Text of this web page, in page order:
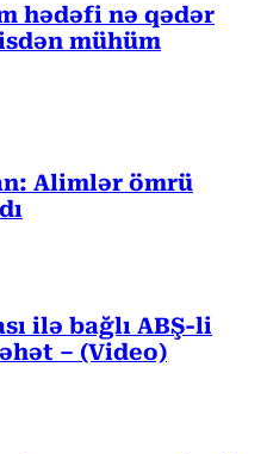
hədəfi nə qədər
mühüm
Alimlər ömrü
ilə bağlı ABŞ-li
– (Video)